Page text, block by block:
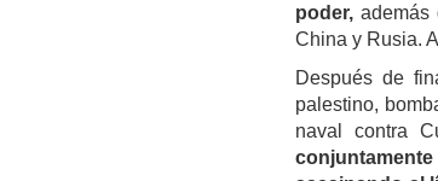
poder, además
China y Rusia.
Después de
palestino,
naval contra